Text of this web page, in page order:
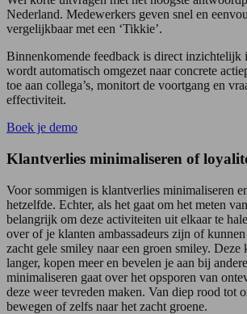
Nederland. Medewerkers geven snel en
vergelijkbaar met een ‘Tikkie’.
Binnenkomende feedback is direct inzichtelijk
wordt automatisch omgezet naar concrete
toe aan collega’s, monitort de voortgang en
effectiviteit.
Boek je demo
Klantverlies minimaliseren of
Voor sommigen is klantverlies minimaliseren
hetzelfde. Echter, als het gaat om het meten
belangrijk om deze activiteiten uit elkaar te
over of je klanten ambassadeurs zijn of
zacht gele smiley naar een groen smiley. Deze
langer, kopen meer en bevelen je aan bij
minimaliseren gaat over het opsporen van
deze weer tevreden maken. Van diep rood tot
bewegen of zelfs naar het zacht groene.